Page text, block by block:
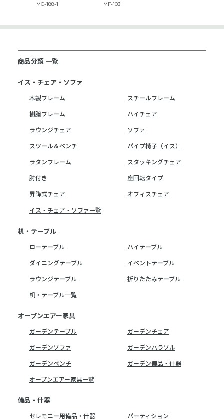
MC-188-1 MF-103
商品分類 一覧
イス・チェア・ソファ
木製フレーム
スチールフレーム
樹脂フレーム
ハイチェア
ラウンジチェア
ソファ
スツール＆ベンチ
パイプ椅子（イス）
ラタンフレーム
スタッキングチェア
肘付き
座回転タイプ
昇降式チェア
オフィスチェア
イス・チェア・ソファ一覧
机・テーブル
ローテーブル
ハイテーブル
ダイニングテーブル
イベントテーブル
ラウンジテーブル
折りたたみテーブル
机・テーブル一覧
オープンエアー家具
ガーデンテーブル
ガーデンチェア
ガーデンソファ
ガーデンパラソル
ガーデンベンチ
ガーデン備品・什器
オープンエアー家具一覧
備品・什器
セレモニー用備品・什器
パーティション